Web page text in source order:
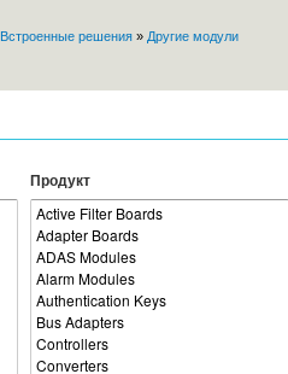
Встроенные решения » Другие модули
Продукт